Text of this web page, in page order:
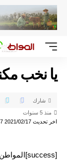
يا نخب
اخر تحديث 2021/02/17 at 8:57 مساءً
منذ 5 سنوات
شارك
[success]المواطن 24-متابعة[/success]